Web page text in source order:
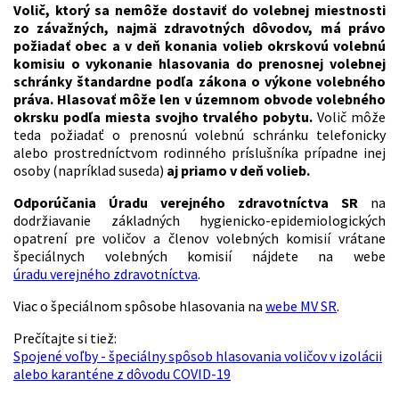
Volič, ktorý sa nemôže dostaviť do volebnej miestnosti
zo závažných, najmä zdravotných dôvodov, má právo
požiadať obec a v deň konania volieb okrskovú volebnú
komisiu o vykonanie hlasovania do prenosnej volebnej
schránky štandardne podľa zákona o výkone volebného
práva. Hlasovať môže len v územnom obvode volebného
okrsku podľa miesta svojho trvalého pobytu.Volič môže
teda požiadať o prenosnú volebnú schránku telefonicky
alebo prostredníctvom rodinného príslušníka prípadne inej
osoby (napríklad suseda) aj priamo v deň volieb.
Odporúčania Úradu verejného zdravotníctva SR na
dodržiavanie základných hygienicko-epidemiologických
opatrení pre voličov a členov volebných komisií vrátane
špeciálnych volebných komisií nájdete na webe
úradu verejného zdravotníctva.
Viac o špeciálnom spôsobe hlasovania na webe MV SR.
Prečítajte si tiež:
Spojené voľby - špeciálny spôsob hlasovania voličov v izolácii
alebo karanténe z dôvodu COVID-19